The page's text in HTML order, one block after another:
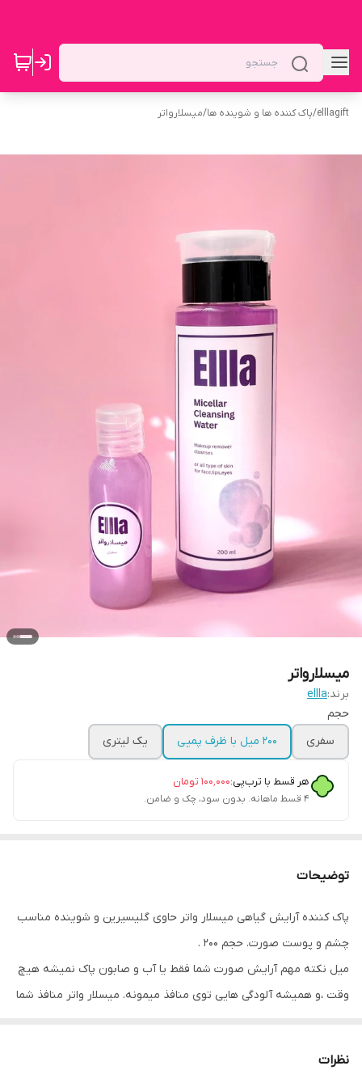
elllagift
/پاک کننده ها و شوینده ها/میسلارواتر
میسلارواتر
برند:ellla
حجم
سفری
۲۰۰ میل با ظرف پمپی یک لیتری
هر قسط با ترب‌پی:۱۰۰٬۰۰۰ تومان
۴ قسط ماهانه. بدون سود، چک و ضامن.
توضیحات
پاک کننده آرایش گیاهی میسلار واتر حاوی گلیسیرین و شوینده مناسب
چشم و پوست صورت. حجم ۲۰۰ .
میل نکته مهم آرایش صورت شما فقط یا آب و صابون پاک نمیشه هیچ
وقت ،و همیشه آلودگی هایی توی منافذ میمونه. میسلار واتر منافذ شما
نظرات